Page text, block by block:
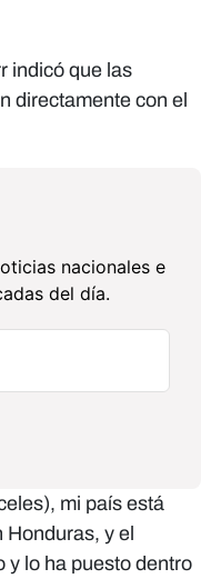
indicó que las
directamente con el
nacionales e
del día.
mi país está
Honduras, y el
y lo ha puesto dentro